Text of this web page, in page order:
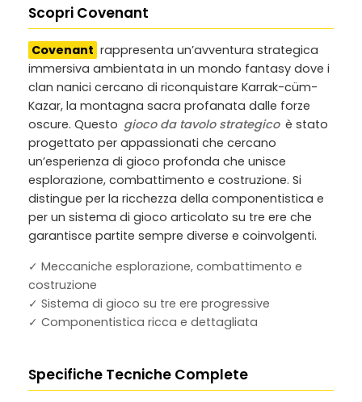
Scopri Covenant
Covenant rappresenta un’avventura strategica
immersiva ambientata in un mondo fantasy dove i
clan nanici cercano di riconquistare Karrak-cüm-
Kazar, la montagna sacra profanata dalle forze
oscure. Questo gioco da tavolo strategico è stato
progettato per appassionati che cercano
un’esperienza di gioco profonda che unisce
esplorazione, combattimento e costruzione. Si
distingue per la ricchezza della componentistica e
per un sistema di gioco articolato su tre ere che
garantisce partite sempre diverse e coinvolgenti.
✓ Meccaniche esplorazione, combattimento e
costruzione
✓ Sistema di gioco su tre ere progressive
✓ Componentistica ricca e dettagliata
Specifiche Tecniche Complete